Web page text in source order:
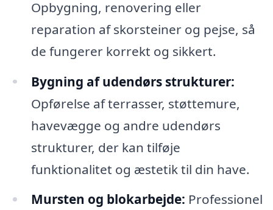
Opbygning, renovering eller
reparation af skorsteiner og pejse, så
de fungerer korrekt og sikkert.
Bygning af udendørs strukturer:
Opførelse af terrasser, støttemure,
havevægge og andre udendørs
strukturer, der kan tilføje
funktionalitet og æstetik til din have.
Mursten og blokarbejde: Professionel